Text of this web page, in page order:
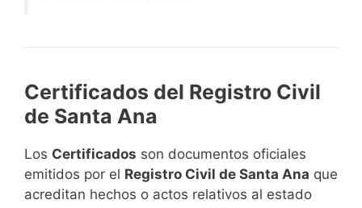
Certificados del Registro Civil
de Santa Ana
Los Certificados son documentos oficiales
emitidos por el Registro Civil de Santa Ana que
acreditan hechos o actos relativos al estado